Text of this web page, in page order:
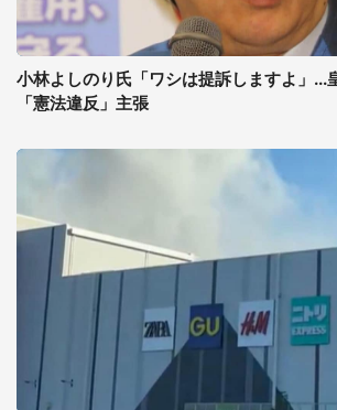
小林よしのり氏「ワシは提訴しますよ」...
「憲法違反」主張